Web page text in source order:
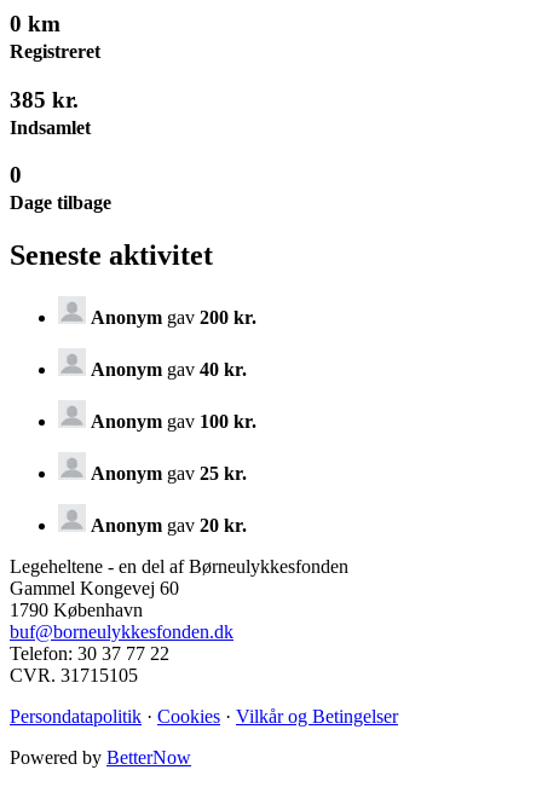
0 km
Registreret
385 kr.
Indsamlet
0
Dage tilbage
Seneste aktivitet
Anonym gav 200 kr.
Anonym gav 40 kr.
Anonym gav 100 kr.
Anonym gav 25 kr.
Anonym gav 20 kr.
Legeheltene - en del af Børneulykkesfonden
Gammel Kongevej 60
1790 København
buf@borneulykkesfonden.dk
Telefon: 30 37 77 22
CVR. 31715105
Persondatapolitik · Cookies · Vilkår og Betingelser
Powered by BetterNow